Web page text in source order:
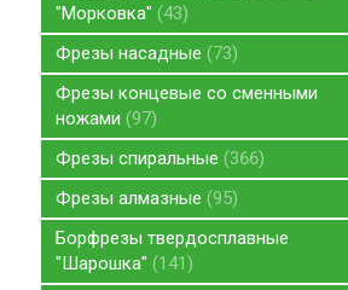
"Морковка" 43
Фрезы насадные 73
Фрезы концевые со сменными
ножами 97
Фрезы спиральные 366
Фрезы алмазные 95
Борфрезы твердосплавные
"Шарошка" 141